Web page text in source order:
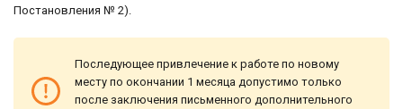
Постановления № 2).
Последующее привлечение к работе по новому
месту по окончании 1 месяца допустимо только
после заключения письменного дополнительного